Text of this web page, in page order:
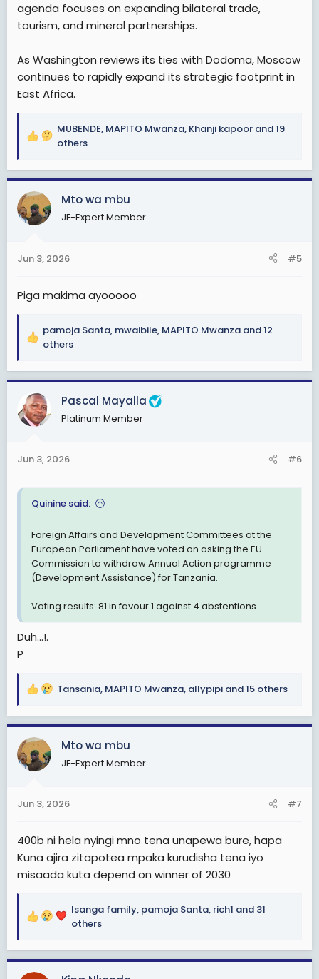
agenda focuses on expanding bilateral trade,
tourism, and mineral partnerships.
As Washington reviews its ties with Dodoma, Moscow
continues to rapidly expand its strategic footprint in
East Africa.
R
a
c
t
i
o
s
MUBENDE, MAPITO Mwanza, Khanji kapoor and 19
others
Mto wa mbu
JF-Expert Member
Jun 3, 2026 #5
Piga makima ayooooo
R
a
c
t
i
o
s
pamoja Santa, mwaibile, MAPITO Mwanza and 12
others
Pascal Mayalla
Platinum Member
Jun 3, 2026 #6
Quinine said:
Foreign Affairs and Development Committees at the
European Parliament have voted on asking the EU
Commission to withdraw Annual Action programme
(Development Assistance) for Tanzania.
Voting results: 81 in favour 1 against 4 abstentions
Duh...!.
P
R
a
c
t
i
s
Tansania, MAPITO Mwanza, allypipi and 15 others
Mto wa mbu
JF-Expert Member
Jun 3, 2026 #7
400b ni hela nyingi mno tena unapewa bure, hapa
Kuna ajira zitapotea mpaka kurudisha tena iyo
misaada kuta depend on winner of 2030
R
a
c
Isanga family, pamoja Santa, rich1 and 31
others